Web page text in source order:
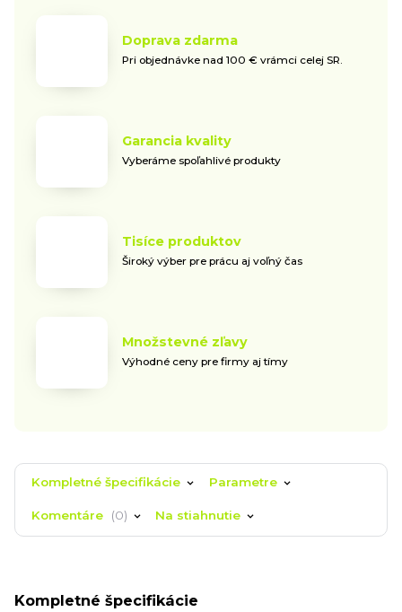
Doprava zdarma
Pri objednávke nad 100 € vrámci celej SR.
Garancia kvality
Vyberáme spoľahlivé produkty
Tisíce produktov
Široký výber pre prácu aj voľný čas
Množstevné zľavy
Výhodné ceny pre firmy aj tímy
Kompletné špecifikácie Parametre
Komentáre 0 Na stiahnutie
Kompletné špecifikácie